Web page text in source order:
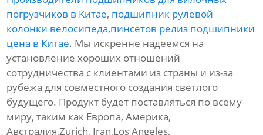
погрузчиков в Китае, подшипник рулевой
колонки велосипеда,пинсетов релиз подшипники
цена в Китае. Мы искренне надеемся на
установление хороших отношений
сотрудничества с клиентами из страны и из-за
рубежа для совместного создания светлого
будущего. Продукт будет поставляться по всему
миру, таким как Европа, Америка,
Австралия,Zurich, Iran,Los Angeles,